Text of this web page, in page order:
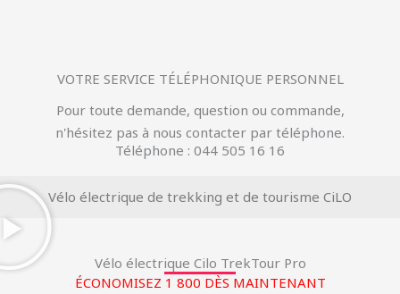
VOTRE SERVICE TÉLÉPHONIQUE PERSONNEL
Pour toute demande, question ou commande,
n'hésitez pas à nous contacter par téléphone.
Téléphone : 044 505 16 16
Vélo électrique de trekking et de tourisme CiLO
Vélo électrique Cilo TrekTour Pro
ÉCONOMISEZ 1 800 DÈS MAINTENANT